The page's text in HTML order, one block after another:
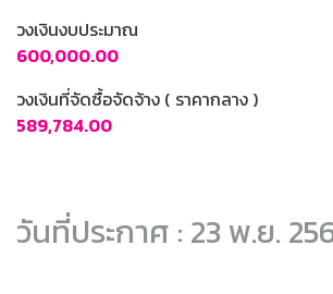
วงเงินงบประมาณ
600,000.00
วงเงินที่จัดซื้อจัดจ้าง ( ราคากลาง )
589,784.00
วันที่ประกาศ : 23 พ.ย.